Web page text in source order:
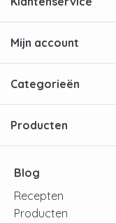
Mijn account
Categorieën
Producten
Blog
Recepten
Producten